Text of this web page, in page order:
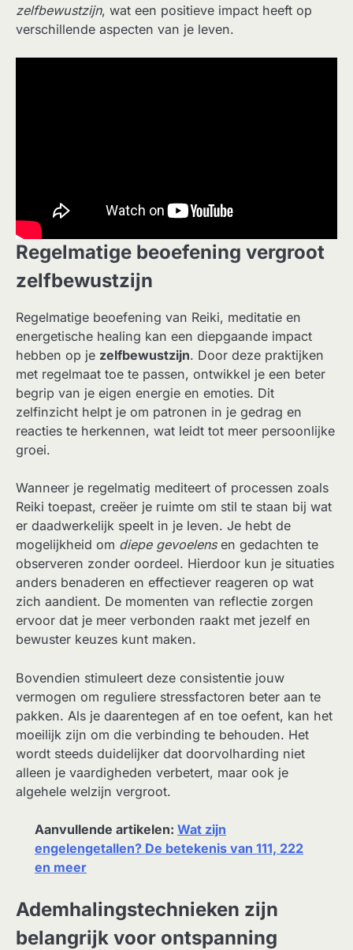
zelfbewustzijn, wat een positieve impact heeft op
verschillende aspecten van je leven.
Regelmatige beoefening vergroot
zelfbewustzijn
Regelmatige beoefening van Reiki, meditatie en
energetische healing kan een diepgaande impact
hebben op je zelfbewustzijn. Door deze praktijken
met regelmaat toe te passen, ontwikkel je een beter
begrip van je eigen energie en emoties. Dit
zelfinzicht helpt je om patronen in je gedrag en
reacties te herkennen, wat leidt tot meer persoonlijke
groei.
Wanneer je regelmatig mediteert of processen zoals
Reiki toepast, creëer je ruimte om stil te staan bij wat
er daadwerkelijk speelt in je leven. Je hebt de
mogelijkheid om diepe gevoelensen gedachten te
observeren zonder oordeel. Hierdoor kun je situaties
anders benaderen en effectiever reageren op wat
zich aandient. De momenten van reflectie zorgen
ervoor dat je meer verbonden raakt met jezelf en
bewuster keuzes kunt maken.
Bovendien stimuleert deze consistentie jouw
vermogen om reguliere stressfactoren beter aan te
pakken. Als je daarentegen af en toe oefent, kan het
moeilijk zijn om die verbinding te behouden. Het
wordt steeds duidelijker dat doorvolharding niet
alleen je vaardigheden verbetert, maar ook je
algehele welzijn vergroot.
Aanvullende artikelen: Wat zijn
engelengetallen? De betekenis van 111, 222
en meer
Ademhalingstechnieken zijn
belangrijk voor ontspanning